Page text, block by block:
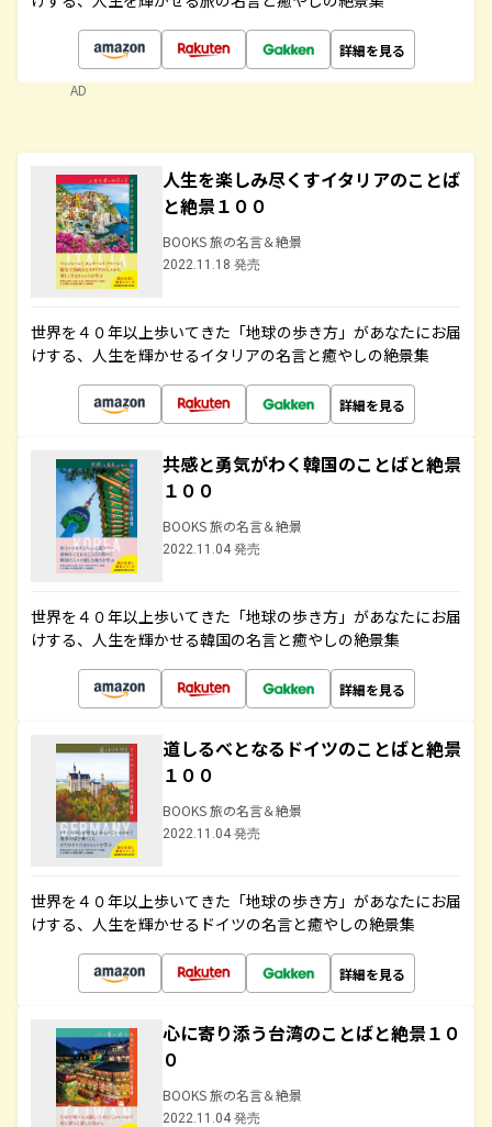
詳細を見る
AD
人生を楽しみ尽くすイタリアのことば
と絶景１００
BOOKS 旅の名言＆絶景
2022.11.18 発売
世界を４０年以上歩いてきた「地球の歩き方」があなたにお届
けする、人生を輝かせるイタリアの名言と癒やしの絶景集
詳細を見る
共感と勇気がわく韓国のことばと絶景
１００
BOOKS 旅の名言＆絶景
2022.11.04 発売
世界を４０年以上歩いてきた「地球の歩き方」があなたにお届
けする、人生を輝かせる韓国の名言と癒やしの絶景集
詳細を見る
道しるべとなるドイツのことばと絶景
１００
BOOKS 旅の名言＆絶景
2022.11.04 発売
世界を４０年以上歩いてきた「地球の歩き方」があなたにお届
けする、人生を輝かせるドイツの名言と癒やしの絶景集
詳細を見る
心に寄り添う台湾のことばと絶景１０
０
BOOKS 旅の名言＆絶景
2022.11.04 発売